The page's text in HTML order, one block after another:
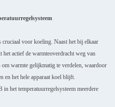
voor koeling. Naast het bij elkaar
actief de warmteoverdracht weg van
warmte gelijkmatig te verdelen, waardoor
en het hele apparaat koel blijft.
het temperatuurregelsysteem meerdere